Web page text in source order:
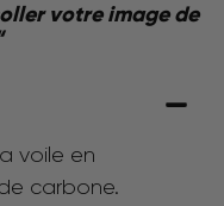
votre image de
voile en
carbone.